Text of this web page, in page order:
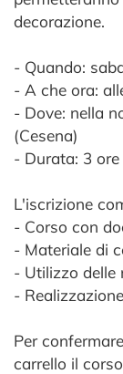
decorazione.
- Quando:
- A che ora:
- Dove: nella
(Cesena)
- Durata: 3 ore
L'iscrizione
- Corso con
- Materiale di
- Utilizzo delle
-
Per
carrello il